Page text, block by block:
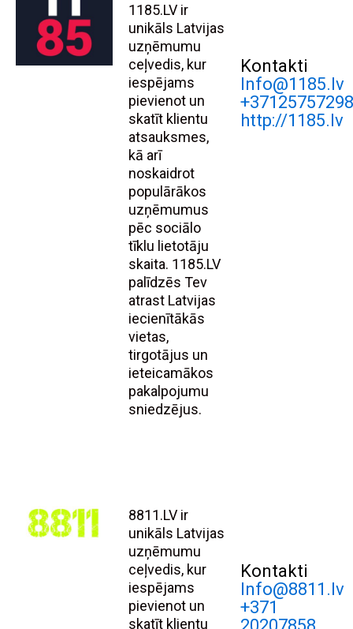
1185.LV ir
unikāls Latvijas
uzņēmumu
ceļvedis, kur
iespējams
pievienot un
skatīt klientu
atsauksmes,
kā arī
noskaidrot
populārākos
uzņēmumus
pēc sociālo
tīklu lietotāju
skaita. 1185.LV
palīdzēs Tev
atrast Latvijas
iecienītākās
vietas,
tirgotājus un
ieteicamākos
pakalpojumu
sniedzējus.
Kontakti
Info@1185.lv
http://1185.lv
8811.LV ir
unikāls Latvijas
uzņēmumu
ceļvedis, kur
iespējams
pievienot un
skatīt klientu
Kontakti
Info@8811.lv
+371